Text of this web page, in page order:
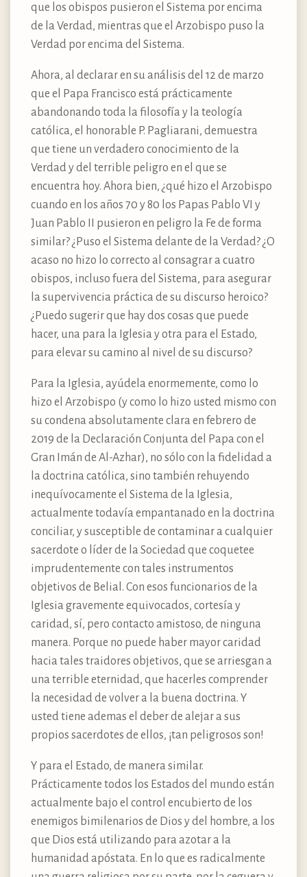
que los obispos pusieron el Sistema por encima
de la Verdad, mientras que el Arzobispo puso la
Verdad por encima del Sistema.
Ahora, al declarar en su análisis del 12 de marzo
que el Papa Francisco está prácticamente
abandonando toda la filosofía y la teología
católica, el honorable P. Pagliarani, demuestra
que tiene un verdadero conocimiento de la
Verdad y del terrible peligro en el que se
encuentra hoy. Ahora bien, ¿qué hizo el Arzobispo
cuando en los años 70 y 80 los Papas Pablo VI y
Juan Pablo II pusieron en peligro la Fe de forma
similar? ¿Puso el Sistema delante de la Verdad? ¿O
acaso no hizo lo correcto al consagrar a cuatro
obispos, incluso fuera del Sistema, para asegurar
la supervivencia práctica de su discurso heroico?
¿Puedo sugerir que hay dos cosas que puede
hacer, una para la Iglesia y otra para el Estado,
para elevar su camino al nivel de su discurso?
Para la Iglesia, ayúdela enormemente, como lo
hizo el Arzobispo (y como lo hizo usted mismo con
su condena absolutamente clara en febrero de
2019 de la Declaración Conjunta del Papa con el
Gran Imán de Al-Azhar), no sólo con la fidelidad a
la doctrina católica, sino también rehuyendo
inequívocamente el Sistema de la Iglesia,
actualmente todavía empantanado en la doctrina
conciliar, y susceptible de contaminar a cualquier
sacerdote o líder de la Sociedad que coquetee
imprudentemente con tales instrumentos
objetivos de Belial. Con esos funcionarios de la
Iglesia gravemente equivocados, cortesía y
caridad, sí, pero contacto amistoso, de ninguna
manera. Porque no puede haber mayor caridad
hacia tales traidores objetivos, que se arriesgan a
una terrible eternidad, que hacerles comprender
la necesidad de volver a la buena doctrina. Y
usted tiene ademas el deber de alejar a sus
propios sacerdotes de ellos, ¡tan peligrosos son!
Y para el Estado, de manera similar.
Prácticamente todos los Estados del mundo están
actualmente bajo el control encubierto de los
enemigos bimilenarios de Dios y del hombre, a los
que Dios está utilizando para azotar a la
humanidad apóstata. En lo que es radicalmente